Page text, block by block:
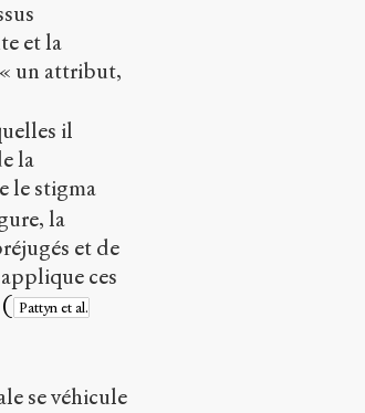
et la
un attribut,
il
la
le stigma
la
et de
ces
( Pattyn et al.
se véhicule